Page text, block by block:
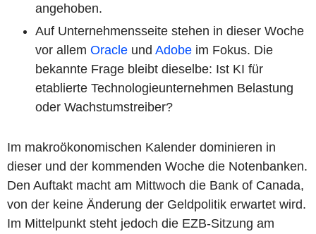
angehoben.
Auf Unternehmensseite stehen in dieser Woche
vor allem Oracle und Adobe im Fokus. Die
bekannte Frage bleibt dieselbe: Ist KI für
etablierte Technologieunternehmen Belastung
oder Wachstumstreiber?
Im makroökonomischen Kalender dominieren in
dieser und der kommenden Woche die Notenbanken.
Den Auftakt macht am Mittwoch die Bank of Canada,
von der keine Änderung der Geldpolitik erwartet wird.
Im Mittelpunkt steht jedoch die EZB-Sitzung am